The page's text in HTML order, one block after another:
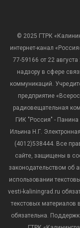
© 2025 ГТРК
интернет-канал
77-59166 от 22
надзору в сфере
коммуникаций.
предприятие
радиовещательная
ГИК "Россия" -
Ильина Н.Г.
(4012)538444. Все
сайте, защищены в
законодательством об
использовании
vesti-kaliningrad.ru
текстовых материалов
обязательна.